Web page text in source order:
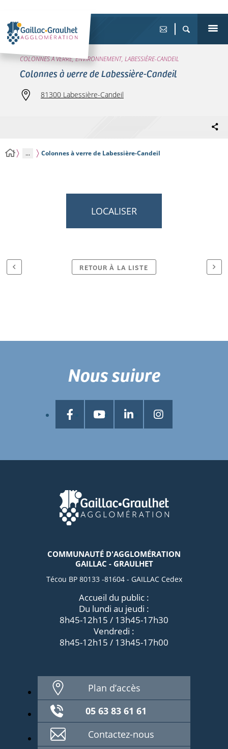
COLONNES À VERRE, ENVIRONNEMENT, LABESSIÈRE-CANDEIL
Colonnes à verre de Labessière-Candeil
81300 Labessière-Candeil
... Colonnes à verre de Labessière-Candeil
LOCALISER
RETOUR À LA LISTE
COMMUNAUTÉ D'AGGLOMÉRATION
GAILLAC - GRAULHET
Técou BP 80133 -81604 - GAILLAC Cedex
Accueil du public :
Du lundi au jeudi :
8h45-12h15 / 13h45-17h30
Vendredi :
8h45-12h15 / 13h45-17h00
Plan d’accès
05 63 83 61 61
Contactez-nous
Nous suivre